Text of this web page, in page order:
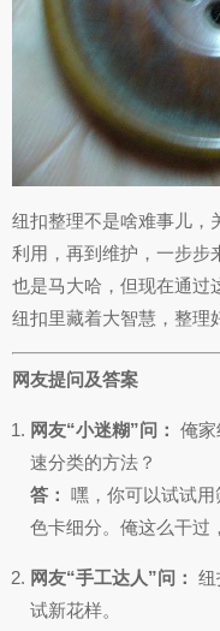
纽扣整理不是啥难事儿，
利用，再到维护，一步步
也是马大哈，但现在通过
纽扣里藏着大智慧，整理
网友提问及答案
网友“小迷糊”问： 俺
速分类的方法？
答： 嘿，你可以试试
色卡细分。俺这么干过
网友“手工达人”问： 纽
试新花样。